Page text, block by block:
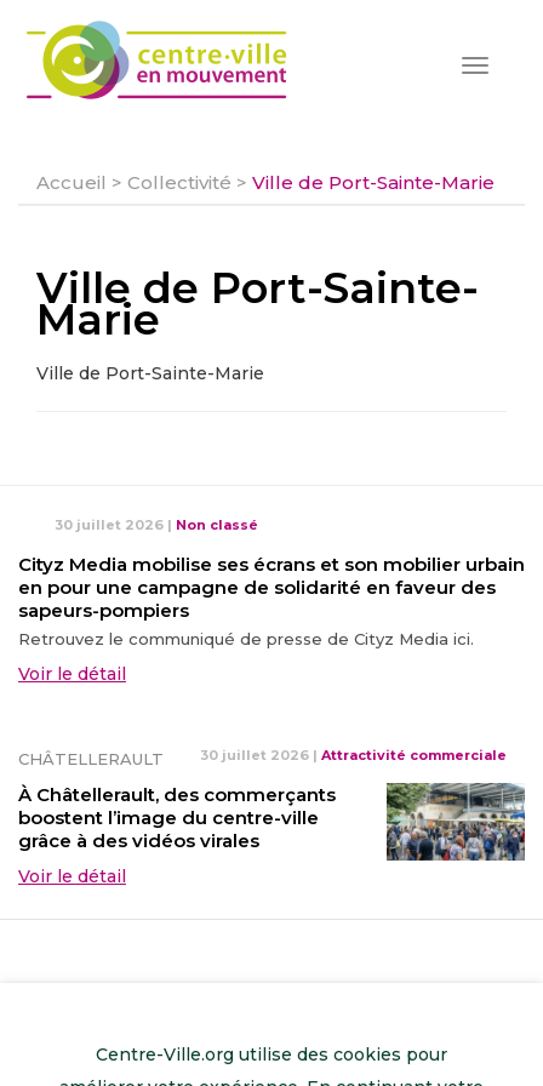
Toggle
Accueil > Collectivité > Ville de Port-Sainte-Marie
Ville de Port-Sainte-
Marie
Ville de Port-Sainte-Marie
30 juillet 2026 | Non classé
Cityz Media mobilise ses écrans et son mobilier urbain
en pour une campagne de solidarité en faveur des
sapeurs-pompiers
Retrouvez le communiqué de presse de Cityz Media ici.
Voir le détail
CHÂTELLERAULT 30 juillet 2026 | Attractivité commerciale
À Châtellerault, des commerçants
boostent l’image du centre-ville
grâce à des vidéos virales
Voir le détail
Centre-Ville.org utilise des cookies pour